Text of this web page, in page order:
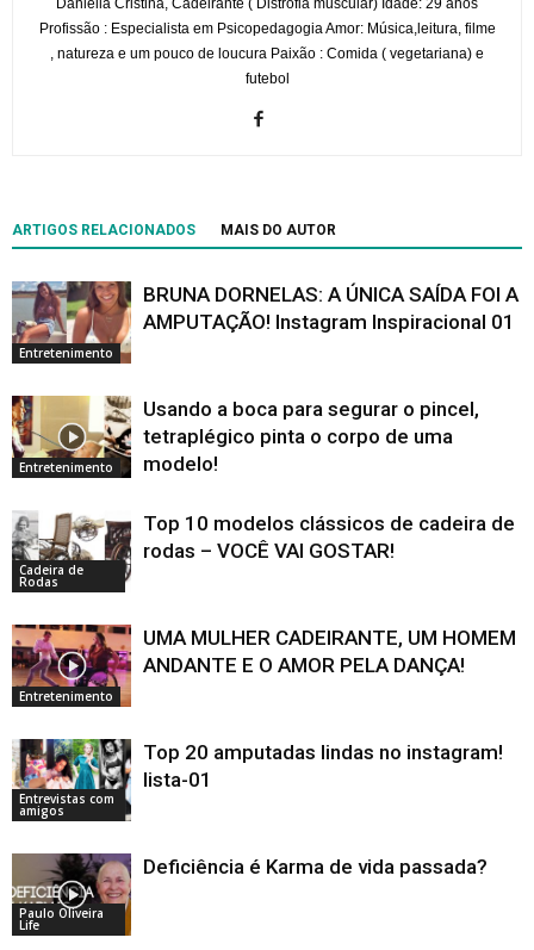
Daniella Cristina, Cadeirante ( Distrofia muscular) Idade: 29 anos
Profissão : Especialista em Psicopedagogia Amor: Música,leitura, filme
, natureza e um pouco de loucura Paixão : Comida ( vegetariana) e
futebol
ARTIGOS RELACIONADOS MAIS DO AUTOR
Entretenimento
BRUNA DORNELAS: A ÚNICA SAÍDA FOI A
AMPUTAÇÃO! Instagram Inspiracional 01
Entretenimento
Usando a boca para segurar o pincel,
tetraplégico pinta o corpo de uma
modelo!
Cadeira de
Rodas
Top 10 modelos clássicos de cadeira de
rodas – VOCÊ VAI GOSTAR!
Entretenimento
UMA MULHER CADEIRANTE, UM HOMEM
ANDANTE E O AMOR PELA DANÇA!
Entrevistas com
amigos
Top 20 amputadas lindas no instagram!
lista-01
Paulo Oliveira
Life
Deficiência é Karma de vida passada?